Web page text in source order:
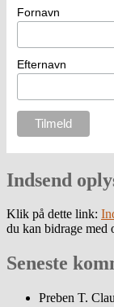
Fornavn
Efternavn
Indsend
Klik på dette link:
du kan bidrage med
Seneste
Preben T.